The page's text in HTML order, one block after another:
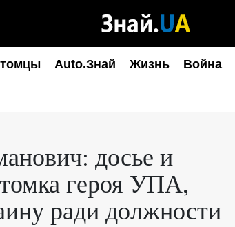
Auto.Знай Жизнь Война
досье и
героя УПА,
ради должности